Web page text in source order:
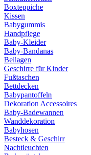
Boxteppiche
Kissen
Babygummis
Handpflege
Baby-Kleider
Baby-Bandanas
Beilagen
Geschirre für Kinder
Fußtaschen
Bettdecken
Babypantoffeln
Dekoration Accessoires
Baby-Badewannen
Wanddekoration
Babyhosen
Besteck & Geschirr
Nachtleuchten